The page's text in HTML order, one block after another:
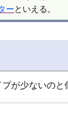
ーといえる。
プが少ないの